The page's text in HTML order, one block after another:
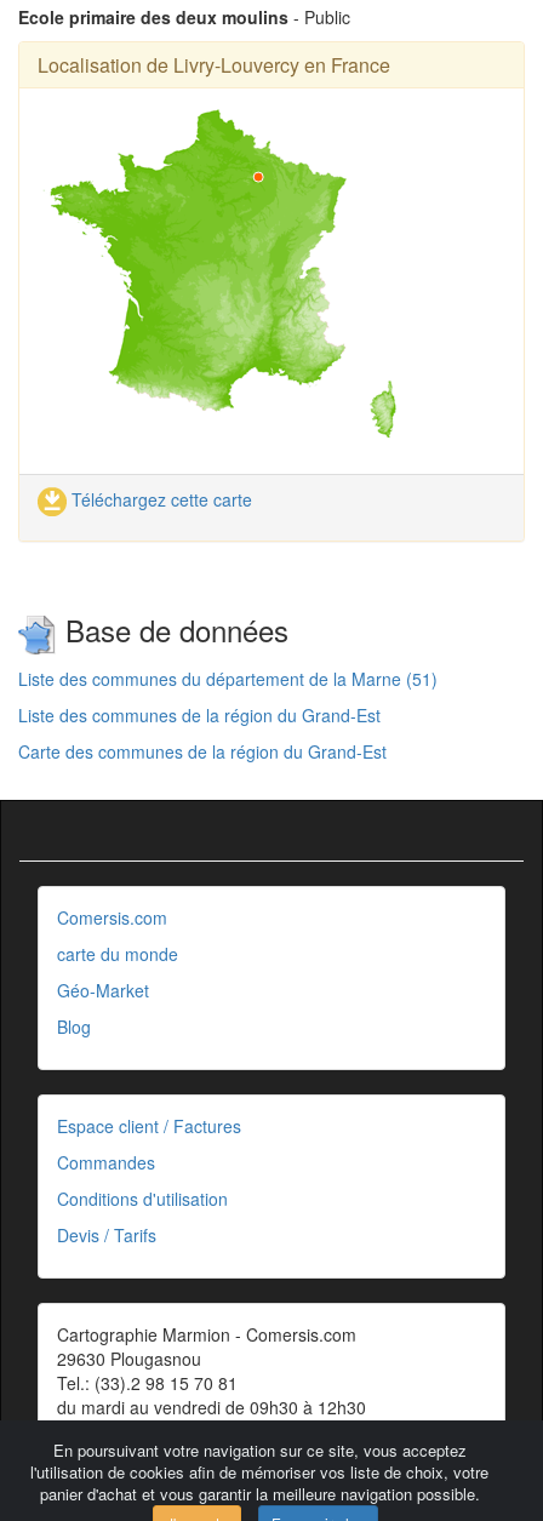
Ecole primaire des deux moulins - Public
Localisation de Livry-Louvercy en France
Téléchargez cette carte
Base de données
Liste des communes du département de la Marne (51)
Liste des communes de la région du Grand-Est
Carte des communes de la région du Grand-Est
En poursuivant votre navigation sur ce site, vous acceptez
l'utilisation de cookies afin de mémoriser vos liste de choix, votre
panier d'achat et vous garantir la meilleure navigation possible.
Comersis.com
carte du monde
Géo-Market
Blog
Espace client / Factures
Commandes
Conditions d'utilisation
Devis / Tarifs
Cartographie Marmion - Comersis.com
29630 Plougasnou
Tel.: (33).2 98 15 70 81
du mardi au vendredi de 09h30 à 12h30
Contact